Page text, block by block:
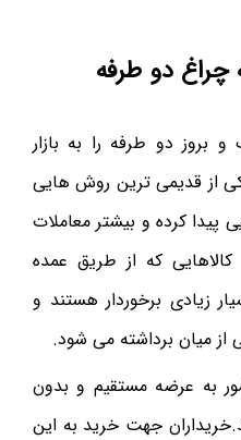
چراغ دو طرفه
دو طرفه را به بازار
از قدیمی ترین روش هایی
پیدا کرده و بیشتر معاملات
که از طریق عمده
زیادی برخوردار هستند و
از میان برداشته می شود.
به عرضه مستقیم و بدون
جهت خرید به این